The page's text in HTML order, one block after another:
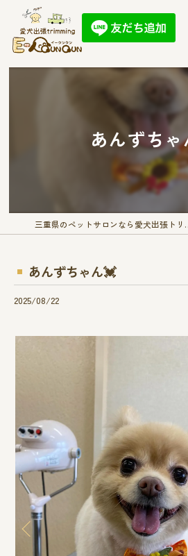
あんずち
三重県のペット
あんずちゃん💓
2025/08/22